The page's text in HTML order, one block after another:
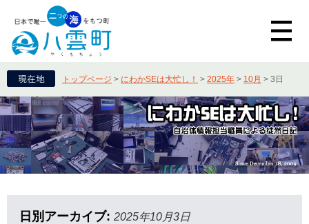
トップページ > にわかSEは大忙し！ > 2025年 > 10月 > 3日
日別アーカイブ: 2025年10月3日